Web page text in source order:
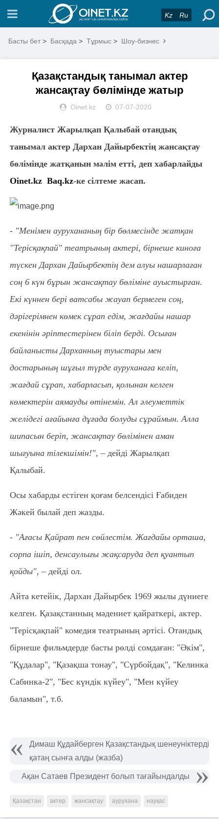
Kz Ru
Басты бет > Басқада > Тұрмыс > Шоу-бизнес
Қазақстандық танымал актер
жансақтау бөлімінде жатыр
Oinet.kz 07-07-2020
Журналист Жарылқап Қалыбай отандық
танымал актер Дархан Дайырбектің жансақтау
бөлімінде жатқанын мәлім етті, деп хабарлайды
Oinet.kz Baq.kz-ке сілтеме жасап.
- "Менімен аурухананың бір бөлмесінде жатқан
"Терісқақпай" театрының актері, бірнеше киноға
түскен Дархан Дайырбектің дем алуы нашарлаған
соң 6 күн бұрын жансақтау бөліміне ауыстырған.
Екі күннен бері ватсабы жауап бермеген соң,
дәрігерімнен көмек сұрап едім, жағдайы нашар
екенінін әріптестерінен біліп берді. Осыған
байланысты Дарханның туыстары мен
достарының шұғыл түрде ауруханаға келіп,
жағдай сұрап, хабарласып, қолынан келген
көмектерін аямауды өтінемін. Ал әлеуметтік
желідегі ағайынға дұғада болуды сұраймын. Алла
шипасын беріп, жансақтау бөлімінен аман
шығуына тілекшімін!", – дейді Жарылқап
Қалыбай.
Осы хабарды естіген қоғам белсендісі Ғабиден
Жәкей былай деп жазды.
- "Ағасы Қайрат пен сөйлестім. Жағдайы орташа,
сорпа ішіп, денсаулығы жақсаруда деп қуантып
қойды", – дейді ол.
Айта кетейік, Дархан Дайырбек 1969 жылы дүниеге
келген. Қазақстанның мәдениет қайраткері, актер.
"Терісқақпай" комедия театрының әртісі. Отандық
бірнеше фильмдерде басты рөлді сомдаған: "Әкім",
"Құдалар", "Қазақша тонау", "Сүрбойдақ", "Келинка
Сабинка-2", "Бес күндік күйеу", "Мен күйеу
баламын", т.б.
Димаш Құдайберген Қазақстандық шенеуніктерді
қатаң сынға алды (жазба)
Ақан Сатаев Президент болып тағайындалды
Қазақстан актер жансақтау аурухана науқас